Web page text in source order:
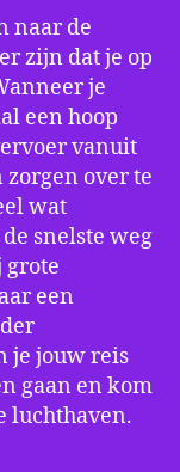
naar de
zijn dat je op
je
een hoop
vanuit
zorgen over te
wat
snelste weg
grote
een
je jouw reis
gaan en kom
luchthaven.